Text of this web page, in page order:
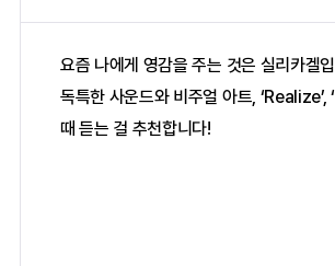
요즘 나에게 영감을 주는 것은 실리카겔
독특한 사운드와 비주얼 아트,
때 듣는 걸 추천합니다!